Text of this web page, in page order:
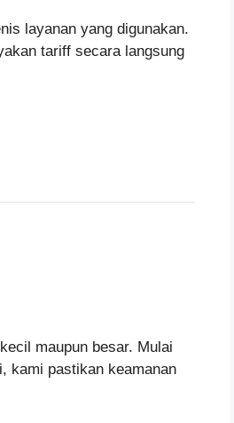
layanan yang digunakan.
tariff secara langsung
maupun besar. Mulai
kami pastikan keamanan